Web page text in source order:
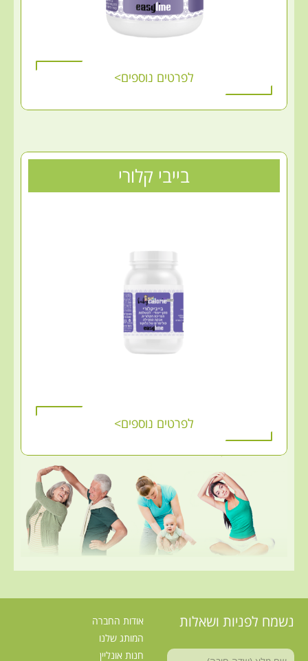
לפרטים נוספים>
בייבי קלורי
לפרטים נוספים>
נשמח לפניות ושאלות
אודות החברה
המותג שלנו
חנות אונליין